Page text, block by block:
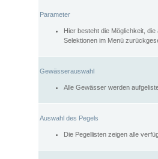
Parameter
Hier besteht die Möglichkeit,
Selektionen im Menü
Gewässerauswahl
Alle Gewässer werden
Auswahl des Pegels
Die Pegellisten zeigen alle